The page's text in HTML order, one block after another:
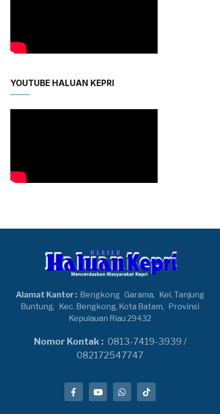
YOUTUBE HALUAN KEPRI
Alamat Kantor : Bengkong Garama,
Kel. Tanjung
Buntung,
Kec. Bengkong, Kota Batam,
Provinsi
Kepulauan Riau 29432
Nomor Kontak : 0813-7419-3939 /
082172547747